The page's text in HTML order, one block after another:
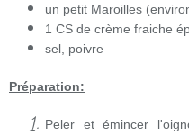
un petit Maroilles
1 CS de crème fraiche
sel, poivre
Préparation:
Peler et émincer